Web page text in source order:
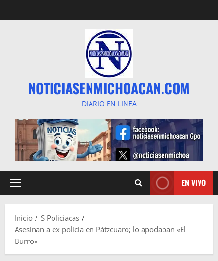
al
NOTICIASENMICHOACAN.COM
DIARIO EN LINEA
Menú
EN VIVO
Inicio
S Policiacas
Asesinan a ex policia en Pátzcuaro; lo apodaban «El
Burro»